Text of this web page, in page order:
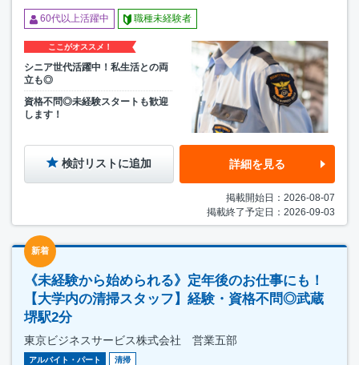
60代以上活躍中 職種未経験者
ここがオススメ！
シニア世代活躍中！私生活との両
立も◎
資格不問◎未経験スタートも歓迎
します！
検討リストに追加 詳細を見る
掲載開始日：2026-08-07
掲載終了予定日：2026-09-03
新着
《未経験から始められる》定年後のお仕事にも！
【大学内の清掃スタッフ】経験・資格不問◎武蔵
堺駅2分
東京ビジネスサービス株式会社 営業五部
アルバイト・パート 清掃